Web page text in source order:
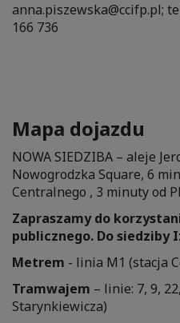
anna.piszewska@ccifp.pl;
166 736
Mapa dojazdu
NOWA SIEDZIBA – aleje
Nowogrodzka Square, 6
Centralnego , 3 minuty od
Zapraszamy do
publicznego. Do siedziby
Metrem - linia M1 (stacja
Tramwajem – linie: 7, 9,
Starynkiewicza)